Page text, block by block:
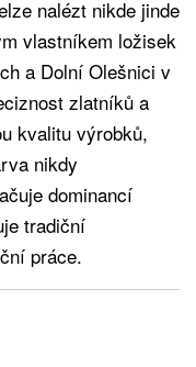
nalézt nikde jinde
vlastníkem ložisek
a Dolní Olešnici v
zlatníků a
kvalitu výrobků,
nikdy
dominancí
tradiční
práce.